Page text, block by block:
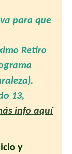
para que
Retiro
13,
info aquí
y